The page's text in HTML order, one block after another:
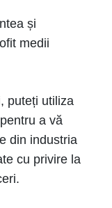
și
medii
puteți utiliza
a vă
din industria
cu privire la